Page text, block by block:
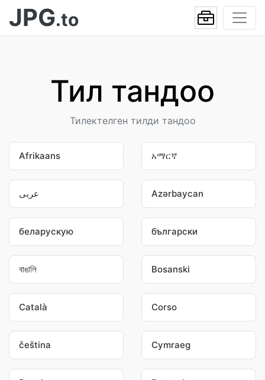
JPG.to
Тил тандоо
Тилектелген тилди тандоо
Afrikaans አማርኛ
عربى Azərbaycan
беларускую български
বাঙালি Bosanski
Català Corso
čeština Cymraeg